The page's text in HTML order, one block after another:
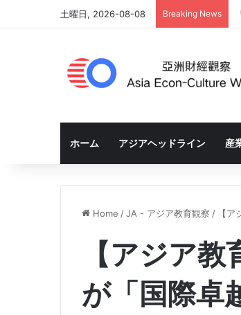
土曜日, 2026-08-08 Breaking News
ホーム アジアヘッドライン 産
Home /JA - アジア教育観察 / 【
【アジア
が「国際卓